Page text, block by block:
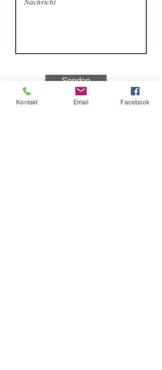
Senden
Kontakt Email Facebook